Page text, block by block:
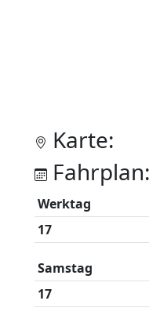
Karte:
Fahrplan:
Werktag
17
Samstag
17